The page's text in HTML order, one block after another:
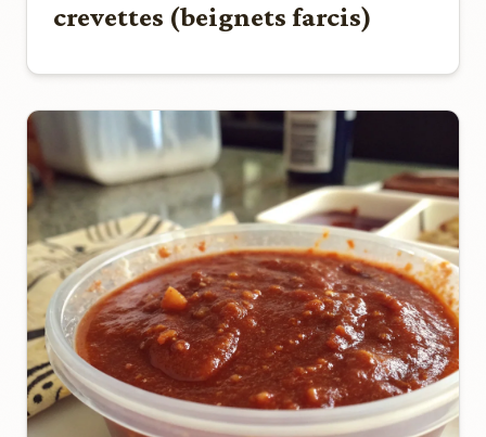
crevettes (beignets farcis)